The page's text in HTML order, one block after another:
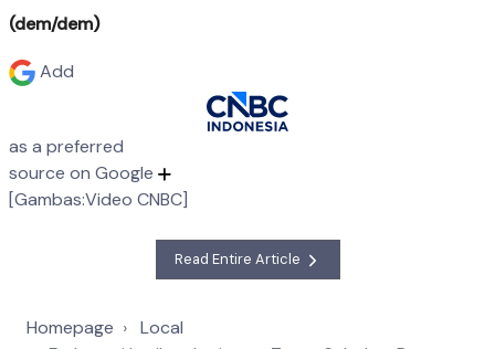
(dem/dem)
Add
as a preferred
source on Google
[Gambas:Video CNBC]
Read Entire Article
Homepage
Local